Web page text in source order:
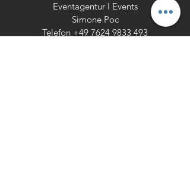
Eventagentur I Events
Simone Poc
Telefon +49 7624 9833 493